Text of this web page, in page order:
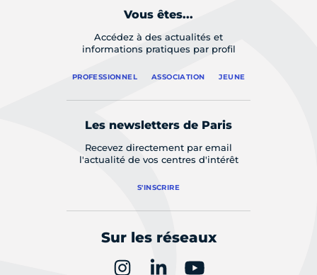
Vous êtes...
Accédez à des actualités et
informations pratiques par profil
PROFESSIONNEL ASSOCIATION JEUNE
Les newsletters de Paris
Recevez directement par email
l'actualité de vos centres d'intérêt
S'INSCRIRE
Sur les réseaux